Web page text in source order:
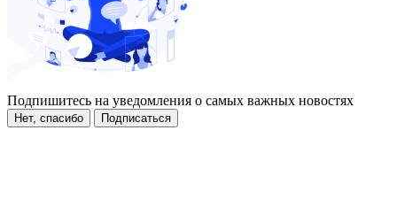
Подпишитесь на уведомления о самых важных новостях
Нет, спасибо Подписаться